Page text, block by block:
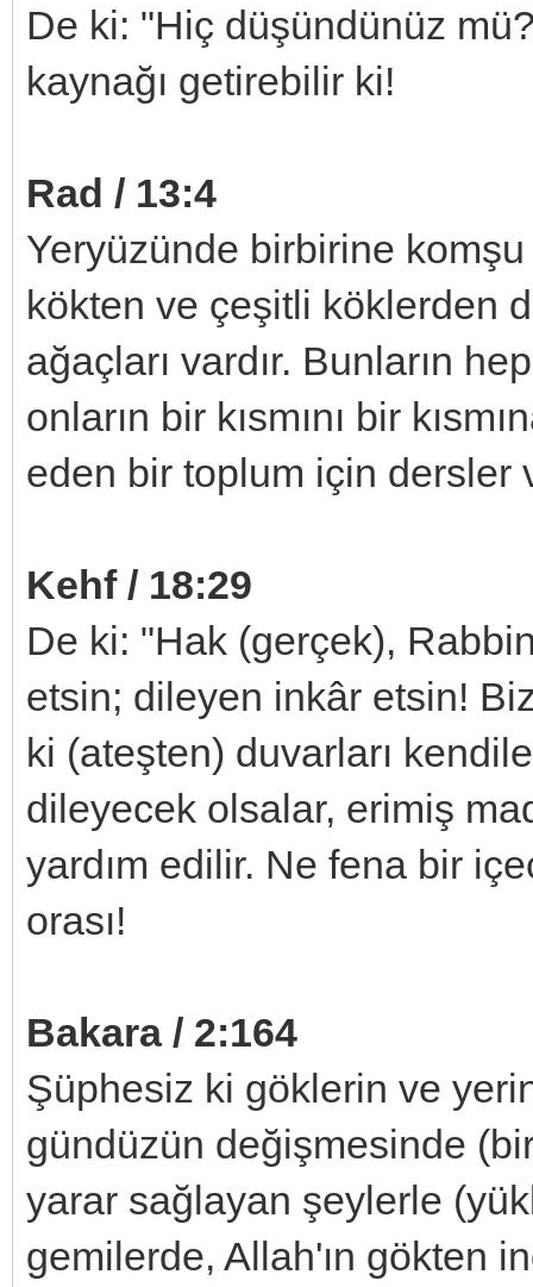
De ki: "Hiç düşündünüz
kaynağı getirebilir ki!
Rad / 13:4
Yeryüzünde birbirine komşu
kökten ve çeşitli köklerden
ağaçları vardır. Bunların
onların bir kısmını bir
eden bir toplum için dersler
Kehf / 18:29
De ki: "Hak (gerçek),
etsin; dileyen inkâr etsin!
ki (ateşten) duvarları
dileyecek olsalar, erimiş
yardım edilir. Ne fena bir
orası!
Bakara / 2:164
Şüphesiz ki göklerin ve
gündüzün değişmesinde
yarar sağlayan şeylerle
gemilerde, Allah'ın gökten